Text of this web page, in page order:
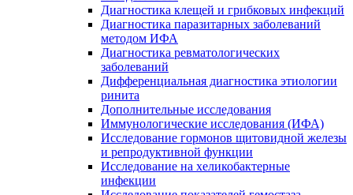
Диагностика клещей и грибковых инфекций
Диагностика паразитарных заболеваний
методом ИФА
Диагностика ревматологических
заболеваний
Дифференциальная диагностика этиологии
ринита
Дополнительные исследования
Иммунологические исследования (ИФА)
Исследование гормонов щитовидной железы
и репродуктивной функции
Исследование на хеликобактерные
инфекции